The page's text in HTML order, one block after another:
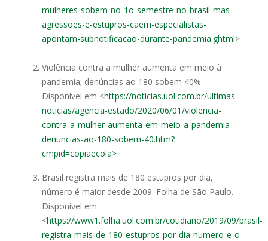
mulheres-sobem-no-1o-semestre-no-brasil-mas-
agressoes-e-estupros-caem-especialistas-
apontam-subnotificacao-durante-pandemia.ghtml>
Violência contra a mulher aumenta em meio à
pandemia; denúncias ao 180 sobem 40%.
Disponível em <https://noticias.uol.com.br/ultimas-
noticias/agencia-estado/2020/06/01/violencia-
contra-a-mulher-aumenta-em-meio-a-pandemia-
denuncias-ao-180-sobem-40.htm?
cmpid=copiaecola>
Brasil registra mais de 180 estupros por dia,
número é maior desde 2009. Folha de São Paulo.
Disponível em
<https://www1.folha.uol.com.br/cotidiano/2019/09/brasil-
registra-mais-de-180-estupros-por-dia-numero-e-o-